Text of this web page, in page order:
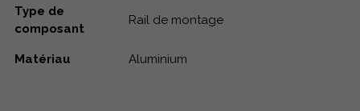
Type de
composant
Rail de montage
Matériau Aluminium